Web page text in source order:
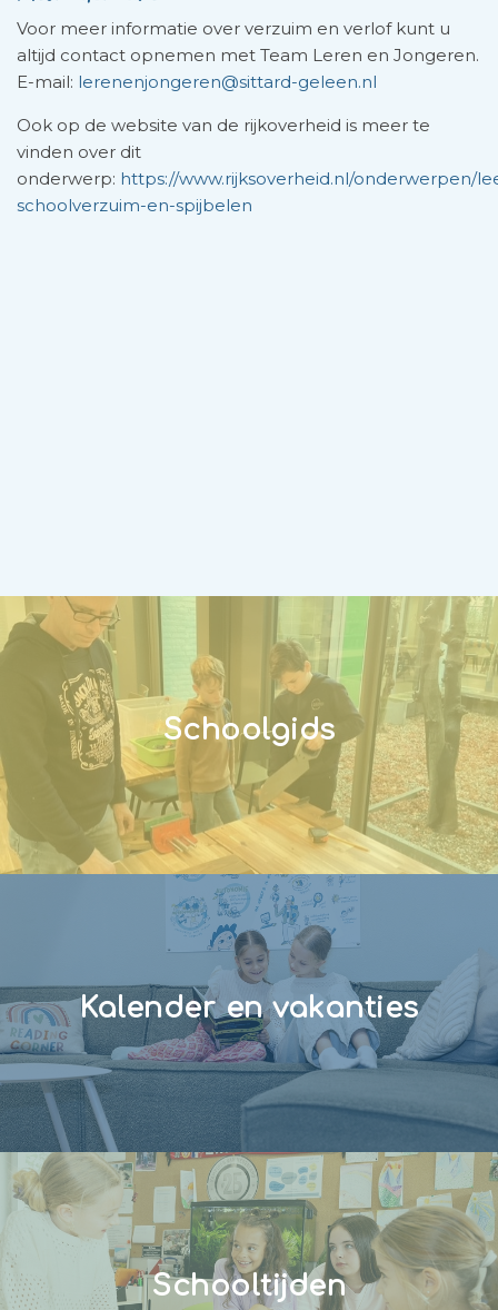
Voor meer informatie over verzuim en verlof kunt u
altijd contact opnemen met Team Leren en Jongeren.
E-mail: lerenenjongeren@sittard-geleen.nl
Ook op de website van de rijkoverheid is meer te
vinden over dit
onderwerp: https://www.rijksoverheid.nl/onderwerpen/
schoolverzuim-en-spijbelen
Schoolgids
Kalender en vakanties
Schooltijden